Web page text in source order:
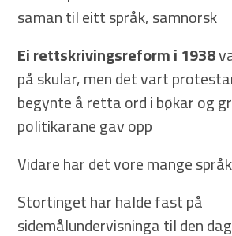
saman til eitt språk, samnorsk
Ei rettskrivingsreform i 1938
på skular, men det vart
begynte å retta ord i bøkar og
politikarane gav opp
Vidare har det vore mange
Stortinget har halde fast på
sidemålundervisninga til den